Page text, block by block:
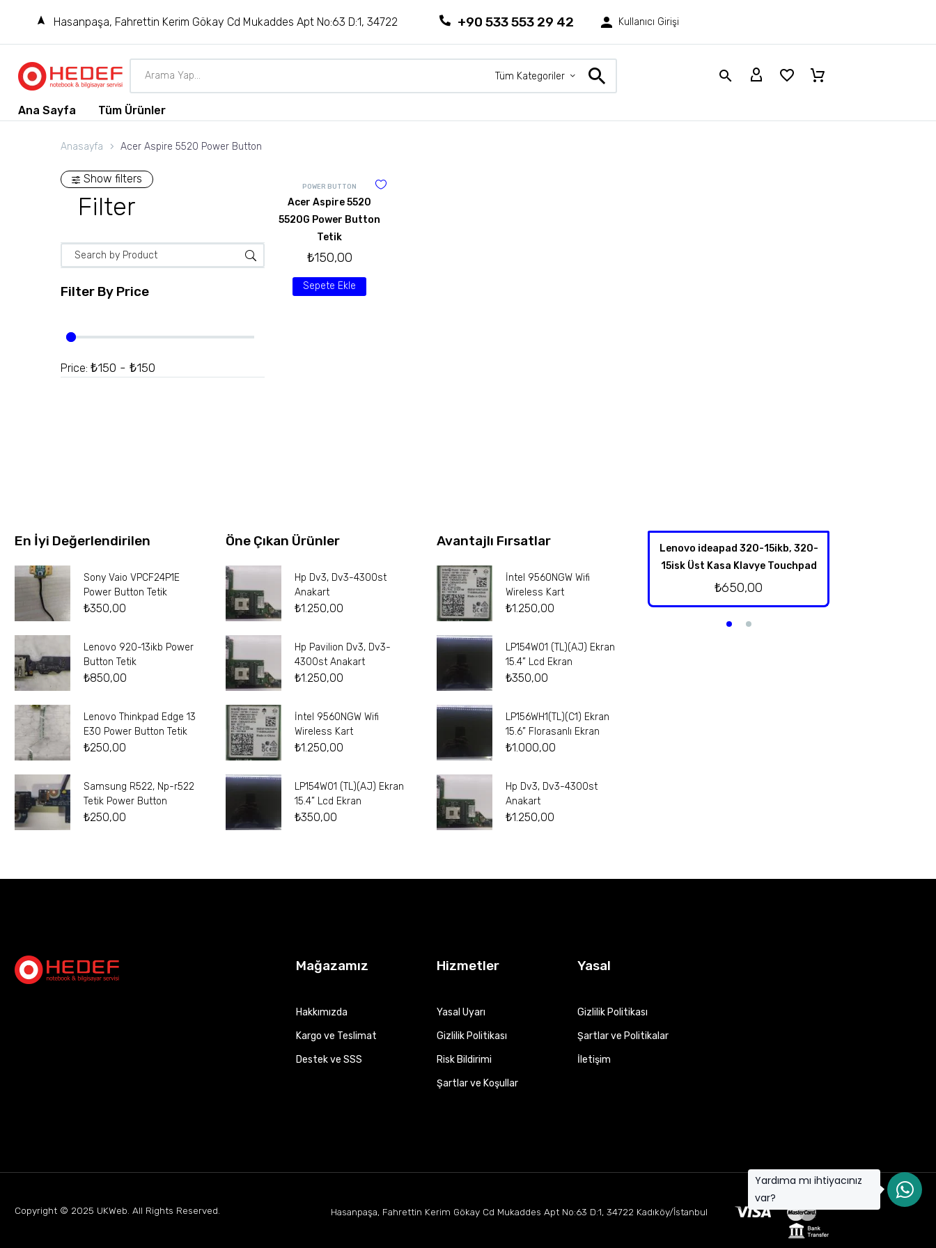
Hasanpaşa, Fahrettin Kerim Gökay Cd Mukaddes Apt No:63 D:1, 34722 +90 533 553 29 42 Kullanıcı Girişi
Tüm Kategoriler
Ana Sayfa Tüm Ürünler
Anasayfa Acer Aspire 5520 Power Button
Show filters
Filter
Filter By Price
Price: ₺150 - ₺150
POWER BUTTON
Acer Aspire 5520
5520G Power Button
Tetik
₺150,00
Sepete Ekle
En İyi Değerlendirilen
Sony Vaio VPCF24P1E
Power Button Tetik
₺350,00
Lenovo 920-13ikb Power
Button Tetik
₺850,00
Lenovo Thinkpad Edge 13
E30 Power Button Tetik
₺250,00
Samsung R522, Np-r522
Tetik Power Button
₺250,00
Öne Çıkan Ürünler
Hp Dv3, Dv3-4300st
Anakart
₺1.250,00
Hp Pavilion Dv3, Dv3-
4300st Anakart
₺1.250,00
İntel 9560NGW Wifi
Wireless Kart
₺1.250,00
LP154W01 (TL)(AJ) Ekran
15.4” Lcd Ekran
₺350,00
Avantajlı Fırsatlar
İntel 9560NGW Wifi
Wireless Kart
₺1.250,00
LP154W01 (TL)(AJ) Ekran
15.4” Lcd Ekran
₺350,00
LP156WH1(TL)(C1) Ekran
15.6” Florasanlı Ekran
₺1.000,00
Hp Dv3, Dv3-4300st
Anakart
₺1.250,00
Lenovo ideapad 320-15ikb, 320-
15isk Üst Kasa Klavye Touchpad
₺650,00
Mağazamız
Hakkımızda
Kargo ve Teslimat
Destek ve SSS
Hizmetler
Yasal Uyarı
Gizlilik Politikası
Risk Bildirimi
Şartlar ve Koşullar
Yasal
Gizlilik Politikası
Şartlar ve Politikalar
İletişim
Copyright © 2025 UKWeb . All Rights Reserved. Hasanpaşa, Fahrettin Kerim Gökay Cd Mukaddes Apt No:63 D:1, 34722 Kadıköy/İstanbul
Yardıma mı ihtiyacınız
var?